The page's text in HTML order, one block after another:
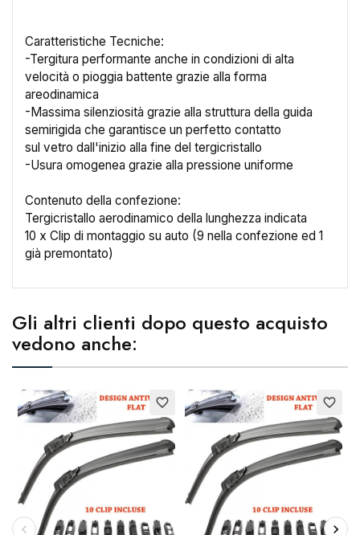
Caratteristiche Tecniche:
-Tergitura performante anche in condizioni di alta
velocità o pioggia battente grazie alla forma
areodinamica
-Massima silenziosità grazie alla struttura della guida
semirigida che garantisce un perfetto contatto
sul vetro dall'inizio alla fine del tergicristallo
-Usura omogenea grazie alla pressione uniforme
Contenuto della confezione:
Tergicristallo aerodinamico della lunghezza indicata
10 x Clip di montaggio su auto (9 nella confezione ed 1
già premontato)
Gli altri clienti dopo questo acquisto
vedono anche:
favorite_border favorite_border
Crea lista dei desideri ×
Nome lista dei desideri
Annulla Crea lista dei desideri